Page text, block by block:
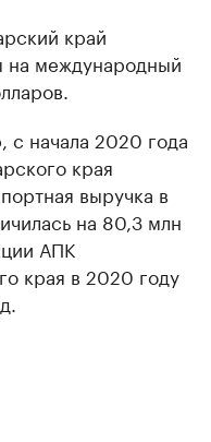
край
на международный
с начала 2020 года
края
выручка в
на 80,3 млн
АПК
края в 2020 году